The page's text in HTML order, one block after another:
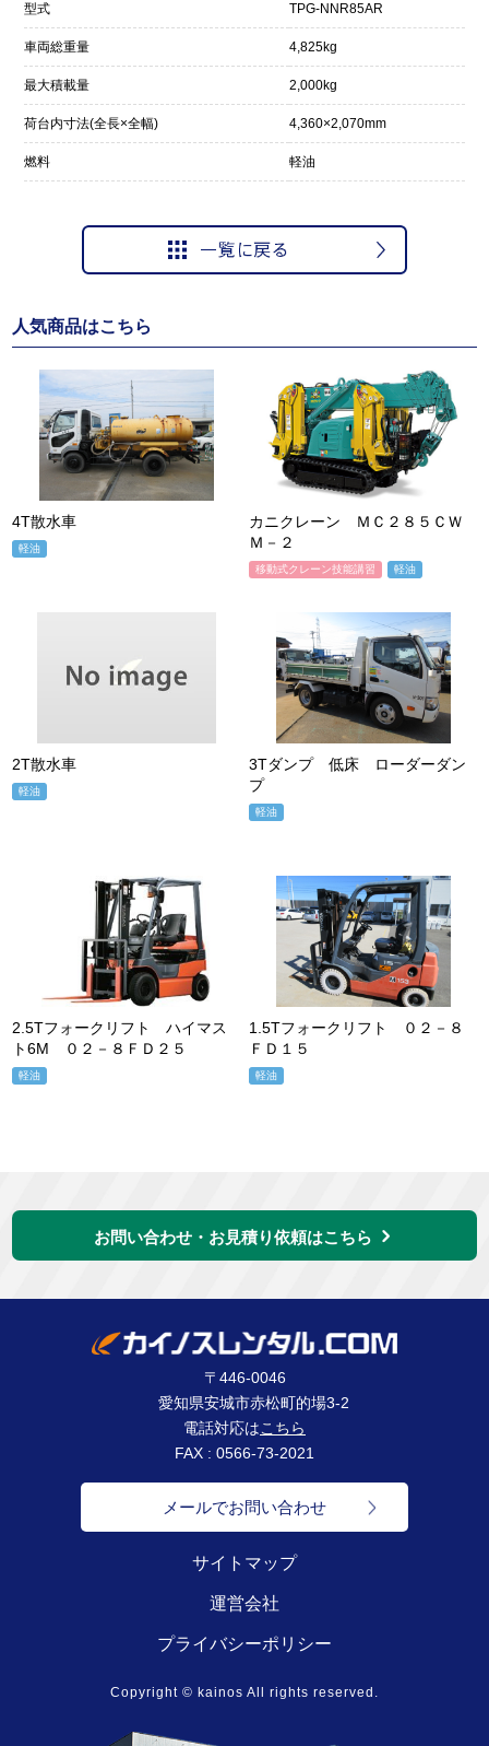
型式 TPG-NNR85AR
車両総重量 4,825kg
最大積載量 2,000kg
荷台内寸法(全長×全幅) 4,360×2,070mm
燃料 軽油
人気商品はこちら
4T散水車
軽油
カニクレーン ＭＣ２８５ＣＷ
Ｍ－２
移動式クレーン技能講習 軽油
2T散水車
軽油
3Tダンプ 低床 ローダーダン
プ
軽油
2.5Tフォークリフト ハイマス
ト6M ０２－８ＦＤ２５
軽油
1.5Tフォークリフト ０２－８
ＦＤ１５
軽油
お問い合わせ・お見積り依頼はこちら
〒446-0046
愛知県安城市赤松町的場3-2
電話対応はこちら
FAX : 0566-73-2021
メールでお問い合わせ
サイトマップ
運営会社
プライバシーポリシー
Copyright © kainos All rights reserved.